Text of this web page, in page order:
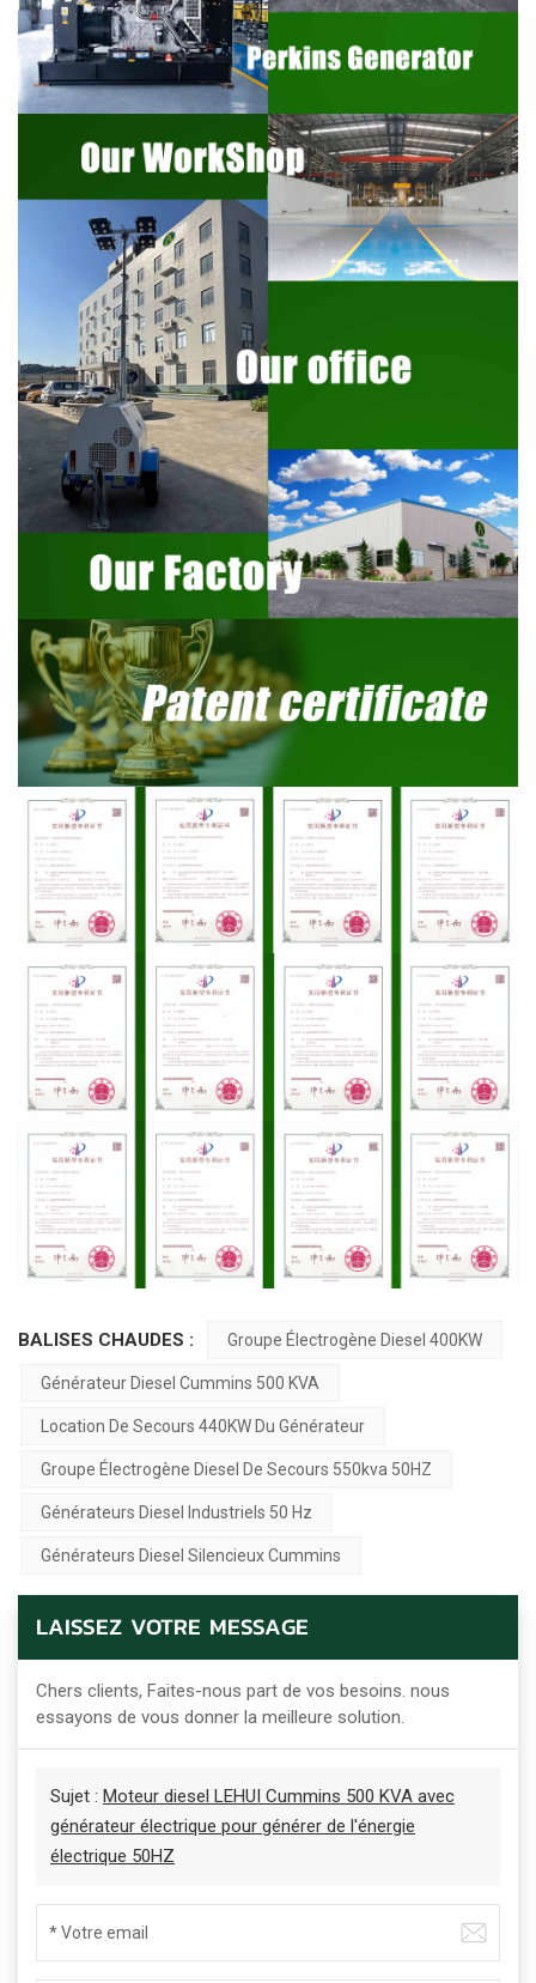
BALISES CHAUDES : Groupe Électrogène Diesel 400KW
Générateur Diesel Cummins 500 KVA
Location De Secours 440KW Du Générateur
Groupe Électrogène Diesel De Secours 550kva 50HZ
Générateurs Diesel Industriels 50 Hz
Générateurs Diesel Silencieux Cummins
LAISSEZ VOTRE MESSAGE
Chers clients, Faites-nous part de vos besoins. nous
essayons de vous donner la meilleure solution.
Sujet : Moteur diesel LEHUI Cummins 500 KVA avec
générateur électrique pour générer de l'énergie
électrique 50HZ